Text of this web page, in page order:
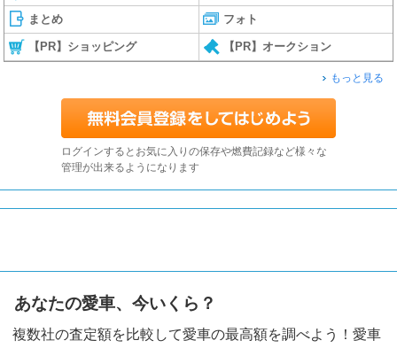
まとめ フォト
【PR】ショッピング 【PR】オークション
もっと見る
ログインするとお気に入りの保存や燃費記録など様々な
管理が出来るようになります
あなたの愛車、今いくら？
複数社の査定額を比較して愛車の最高額を調べよう！愛車